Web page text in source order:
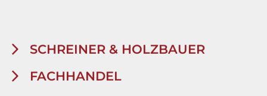
SCHREINER & HOLZBAUER
FACHHANDEL